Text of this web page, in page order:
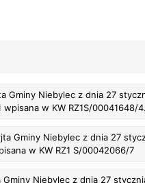
wpisana w KW RZ1S/00041648/4.
Gminy Niebylec z dnia 27
w KW RZ1 S/00042066/7
Niebylec z dnia 27